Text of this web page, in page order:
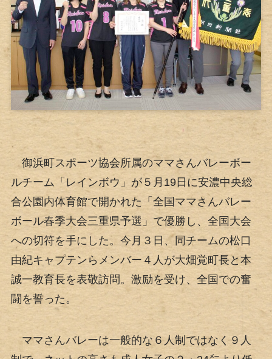
御浜町スポーツ協会所属のママさんバレーボー
ルチーム「レインボウ」が５月19日に安濃中央総
合公園内体育館で開かれた「全国ママさんバレー
ボール春季大会三重県予選」で優勝し、全国大会
への切符を手にした。今月３日、同チームの松口
由紀キャプテンらメンバー４人が大畑覚町長と本
誠一教育長を表敬訪問。激励を受け、全国での奮
闘を誓った。
ママさんバレーは一般的な６人制ではなく９人